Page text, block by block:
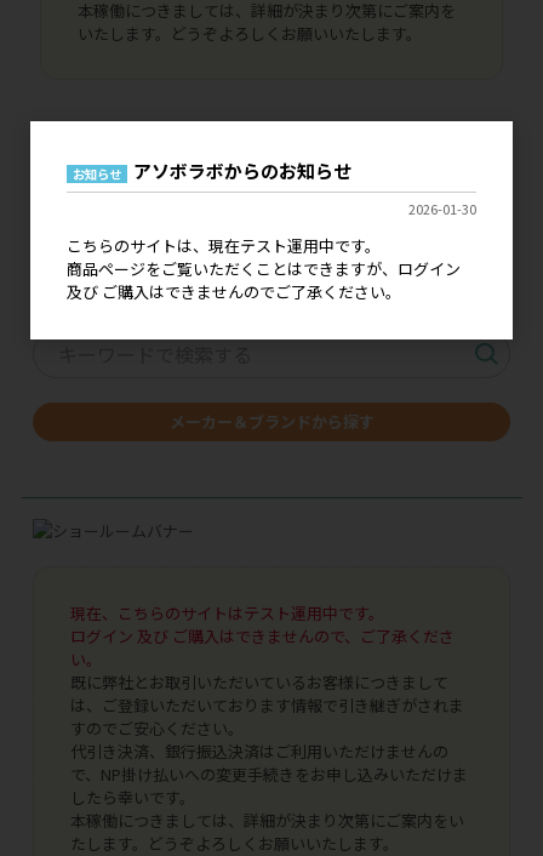
本稼働につきましては、詳細が決まり次第にご案内を
いたします。どうぞよろしくお願いいたします。
価格改定・仕様変更の
キーワードで探す
メーカー＆ブランドから探す
現在、こちらのサイトはテスト運用中です。
ログイン 及び ご購入はできませんので、ご了承くださ
い。
既に弊社とお取引いただいているお客様につきまして
は、ご登録いただいております情報で引き継ぎがされま
すのでご安心ください。
代引き決済、銀行振込決済はご利用いただけませんの
で、NP掛け払いへの変更手続きをお申し込みいただけま
したら幸いです。
本稼働につきましては、詳細が決まり次第にご案内をい
たします。どうぞよろしくお願いいたします。
お知らせ アソボラボからのお知らせ
2026-01-30
こちらのサイトは、現在テスト運用中です。
商品ページをご覧いただくことはできますが、ログイン
及び ご購入はできませんのでご了承ください。